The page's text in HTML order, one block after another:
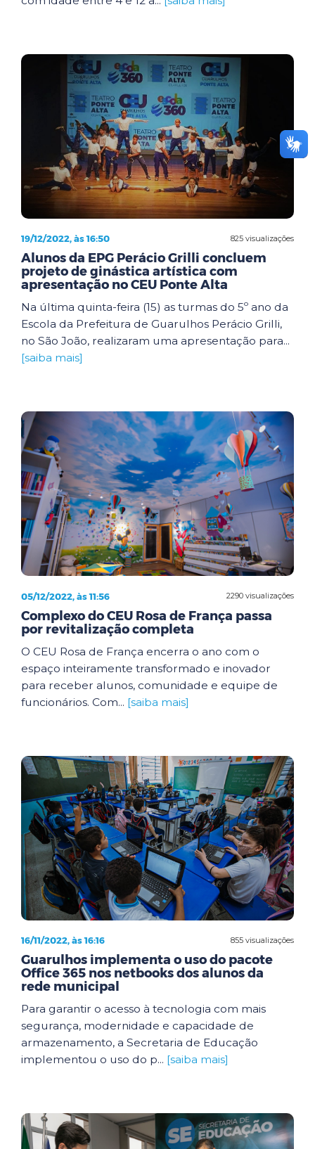
825 visualizações
19/12/2022, às 16:50
Alunos da EPG Perácio Grilli concluem
projeto de ginástica artística com
apresentação no CEU Ponte Alta
Na última quinta-feira (15) as turmas do 5º ano da
Escola da Prefeitura de Guarulhos Perácio Grilli,
no São João, realizaram uma apresentação para...
[saiba mais]
2290 visualizações
05/12/2022, às 11:56
Complexo do CEU Rosa de França passa
por revitalização completa
O CEU Rosa de França encerra o ano com o
espaço inteiramente transformado e inovador
para receber alunos, comunidade e equipe de
funcionários. Com... [saiba mais]
855 visualizações
16/11/2022, às 16:16
Guarulhos implementa o uso do pacote
Office 365 nos netbooks dos alunos da
rede municipal
Para garantir o acesso à tecnologia com mais
segurança, modernidade e capacidade de
armazenamento, a Secretaria de Educação
implementou o uso do p... [saiba mais]